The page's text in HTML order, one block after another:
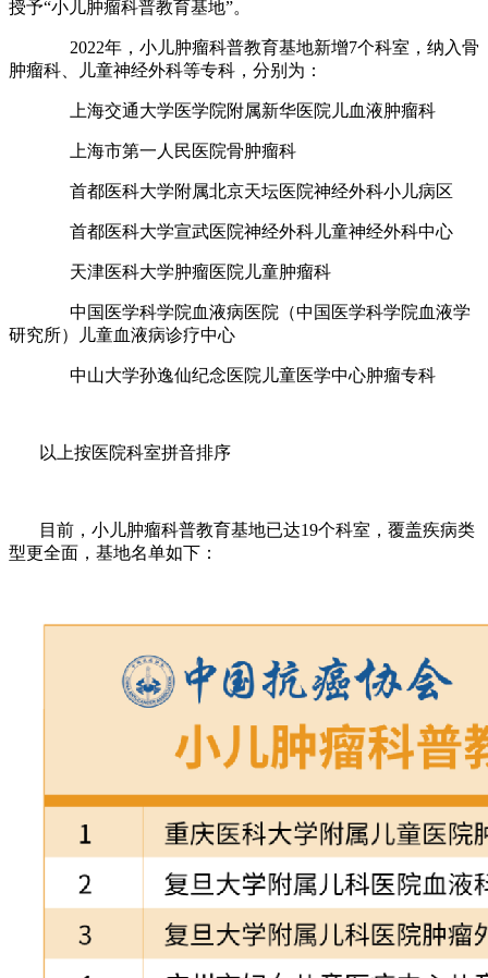
授予“小儿肿瘤科普教育基地”。
2022年，小儿肿瘤科普教育基地新增7个科室，纳入骨
肿瘤科、儿童神经外科等专科，分别为：
上海交通大学医学院附属新华医院儿血液肿瘤科
上海市第一人民医院骨肿瘤科
首都医科大学附属北京天坛医院神经外科小儿病区
首都医科大学宣武医院神经外科儿童神经外科中心
天津医科大学肿瘤医院儿童肿瘤科
中国医学科学院血液病医院（中国医学科学院血液学
研究所）儿童血液病诊疗中心
中山大学孙逸仙纪念医院儿童医学中心肿瘤专科
以上按医院科室拼音排序
目前，小儿肿瘤科普教育基地已达19个科室，覆盖疾病类
型更全面，基地名单如下：